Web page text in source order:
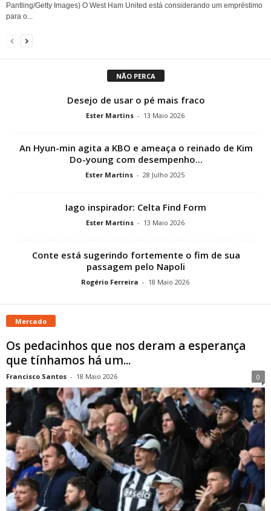
Pantling/Getty Images) O West Ham United está considerando um empréstimo
para o...
NÃO PERCA
Desejo de usar o pé mais fraco
Ester Martins - 13 Maio 2026
An Hyun-min agita a KBO e ameaça o reinado de Kim
Do-young com desempenho...
Ester Martins - 28 Julho 2025
Iago inspirador: Celta Find Form
Ester Martins - 13 Maio 2026
Conte está sugerindo fortemente o fim de sua
passagem pelo Napoli
Rogério Ferreira - 18 Maio 2026
Mercado
Os pedacinhos que nos deram a esperança
que tínhamos há um...
Francisco Santos - 18 Maio 2026 0